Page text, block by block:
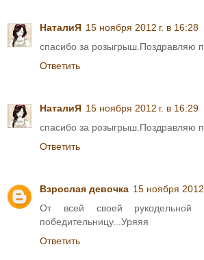
НаталиЯ 15 ноября 2012 г. в 16:28
спасибо за розыгрыш.Поздравляю
Ответить
НаталиЯ 15 ноября 2012 г. в 16:29
спасибо за розыгрыш.Поздравляю
Ответить
Взрослая девочка 15 ноября 2012
От всей своей рукодельной
победительницу...Уряяя
Ответить